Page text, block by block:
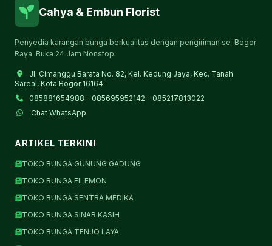
Cahya & Embun Florist
Penyedia karangan bunga berkualitas dengan pengiriman se-Bogor
Raya. Buka 24 Jam Nonstop.
Jl. Cimanggu Barata No. 82, Kel. Kedung Jaya, Kec. Tanah
Sareal, Kota Bogor 16164
085881654988 - 085695952142 - 085217813022
Chat WhatsApp
ARTIKEL TERKINI
TOKO BUNGA GUNUNG GADUNG
TOKO BUNGA FILEMON
TOKO BUNGA SENTRA MEDIKA
TOKO BUNGA SINAR KASIH
TOKO BUNGA TENJO LAYA